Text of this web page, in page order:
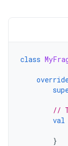
class
//
val
}